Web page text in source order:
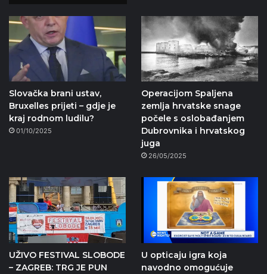
Slovačka brani ustav,
Bruxelles prijeti – gdje je
kraj rodnom ludilu?
01/10/2025
Operacijom Spaljena
zemlja hrvatske snage
počele s oslobađanjem
Dubrovnika i hrvatskog
juga
26/05/2025
UŽIVO FESTIVAL SLOBODE
– ZAGREB: TRG JE PUN
U opticaju igra koja
navodno omogućuje